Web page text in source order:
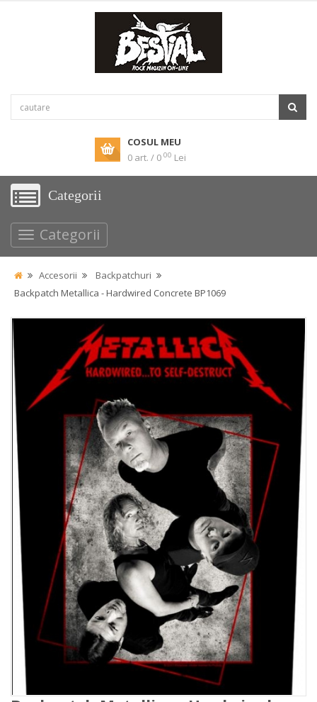
COSUL MEU
0 art. / 0 00 Lei
Categorii
Categorii
Accesorii
Backpatchuri
Backpatch Metallica - Hardwired Concrete BP1069